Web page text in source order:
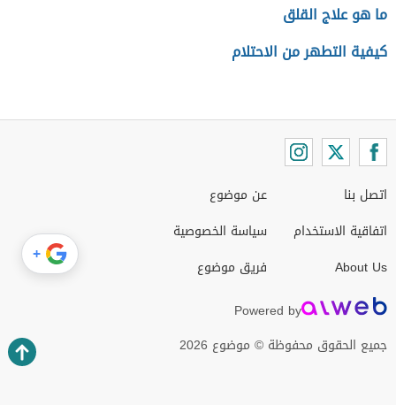
ما هو علاج القلق
كيفية التطهر من الاحتلام
اتصل بنا
اتفاقية الاستخدام
About Us
عن موضوع
سياسة الخصوصية
فريق موضوع
Powered by
جميع الحقوق محفوظة © موضوع 2026
+